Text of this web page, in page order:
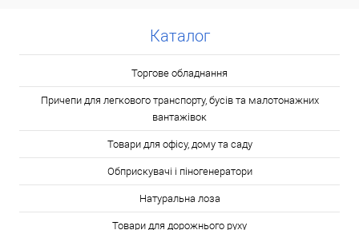
Каталог
Торгове обладнання
Причепи для легкового транспорту, бусів та малотонажних
вантажівок
Товари для офісу, дому та саду
Обприскувачі і піногенератори
Натуральна лоза
Товари для дорожнього руху